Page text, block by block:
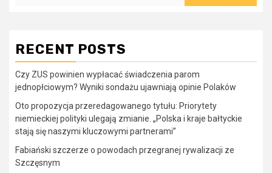
RECENT POSTS
Czy ZUS powinien wypłacać świadczenia parom
jednopłciowym? Wyniki sondażu ujawniają opinie Polaków
Oto propozycja przeredagowanego tytułu: Priorytety
niemieckiej polityki ulegają zmianie. „Polska i kraje bałtyckie
stają się naszymi kluczowymi partnerami”
Fabiański szczerze o powodach przegranej rywalizacji ze
Szczęsnym